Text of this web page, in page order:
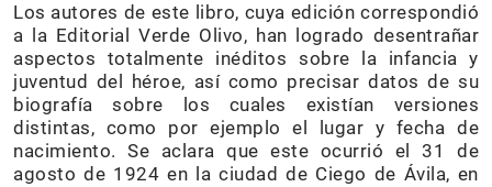
Los autores de este libro, cuya edición correspondió
a la Editorial Verde Olivo, han logrado desentrañar
aspectos totalmente inéditos sobre la infancia y
juventud del héroe, así como precisar datos de su
biografía sobre los cuales existían versiones
distintas, como por ejemplo el lugar y fecha de
nacimiento. Se aclara que este ocurrió el 31 de
agosto de 1924 en la ciudad de Ciego de Ávila, en